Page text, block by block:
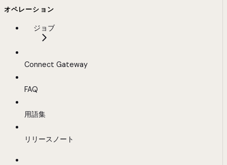
オペレーション
ジョブ
Connect Gateway
FAQ
用語集
リリースノート